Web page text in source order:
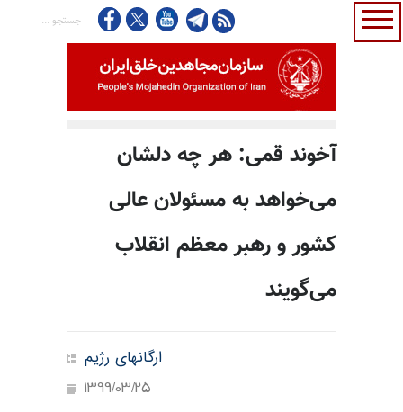
آخوند قمی: هر چه دلشان
می‌خواهد به مسئولان عالی
کشور و رهبر معظم انقلاب
می‌گویند
ارگانهای رژیم
1399/03/25